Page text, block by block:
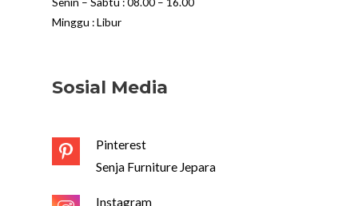
Minggu : Libur
Sosial Media
Pinterest
Senja Furniture Jepara
Instagram